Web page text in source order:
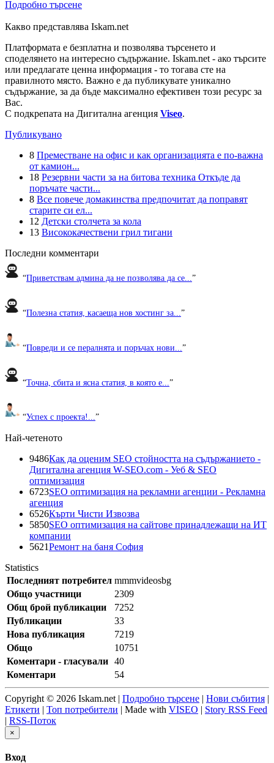
Подробно търсене
Какво представлява Iskam.net
Платформата е безплатна и позволява търсенето и
споделянето на интересно съдържание. Iskam.net - ако търсите
или предлагате ценна информация - то тогава сте на
правилното място. Важно е да публикувате уникално
съдържание, за да бъде максимално ефективен този ресурс за
Вас.
С подкрепата на Дигитална агенция Viseo.
Публикувано
8 Преместване на офис и как организацията е по-важна
от камион...
18 Резервни части за на битова техника Откъде да
поръчате части...
8 Все повече домакинства предпочитат да поправят
старите си ел...
12 Детски столчета за кола
13 Висококачествени грил тигани
Последни комментари
“Приветствам админа да не позволява да се...”
“Полезна статия, касаеща нов хостинг за... ”
“Повреди и се пералнята и поръчах нови... ”
“Точна, сбита и ясна статия, в която е... ”
“Успех с проекта!...”
Най-четеното
9486Как да оценим SEO стойността на съдържанието -
Дигитална агенция W-SEO.com - Уеб & SEO
оптимизация
6723SEO оптимизация на рекламни агенции - Рекламна
агенция
6526Кърти Чисти Извозва
5850SEO оптимизация на сайтове принадлежащи на ИТ
компании
5621Ремонт на баня София
Statistics
Последният потребител mmmvideosbg
Общо участници
2309
Общ брой публикации
7252
Публикации
33
Нова публикация
7219
Общо
10751
Коментари - гласували 40
Коментари
54
Copyright © 2026 Iskam.net | Подробно търсене | Нови събития |
Етикети | Топ потребители | Made with VISEO | Story RSS Feed
| RSS-Поток
×
Вход